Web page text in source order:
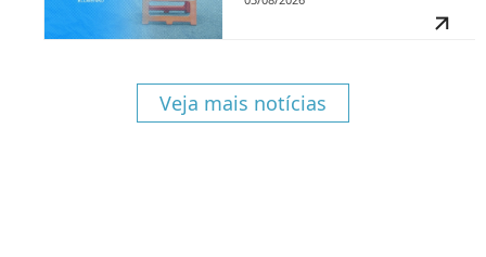
Veja mais notícias